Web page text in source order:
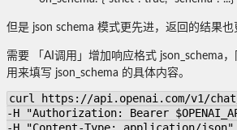
但是 json schema 模式更先进，返回的结果也
需要 「AI调用」增加响应格式 json_schema
用来填写 json_schema 的具体内容。
curl https://api.openai.com/v1/
-H "Authorization: Bearer